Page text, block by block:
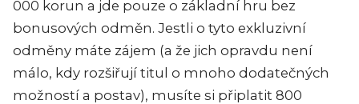
000 korun a jde pouze o základní hru bez
bonusových odměn. Jestli o tyto exkluzivní
odměny máte zájem (a že jich opravdu není
málo, kdy rozšiřují titul o mnoho dodatečných
možností a postav), musíte si připlatit 800